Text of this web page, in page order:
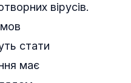
вірусів.
стати
має